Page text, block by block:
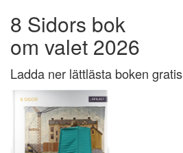
8 Sidors bok
om valet 2026
Ladda ner lättlästa boken gratis